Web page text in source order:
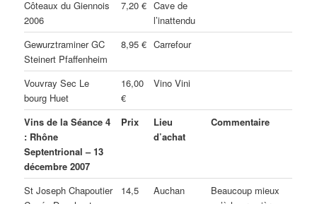
Côteaux du Giennois
2006
7,20 € Cave de
l’inattendu
Gewurztraminer GC
Steinert Pfaffenheim
8,95 € Carrefour
Vouvray Sec Le
bourg Huet
16,00
€
Vino Vini
Vins de la Séance 4
: Rhône
Septentrional – 13
décembre 2007
Prix
Lieu
d’achat
Commentaire
St Joseph Chapoutier
14,5 Auchan
Beaucoup mieux